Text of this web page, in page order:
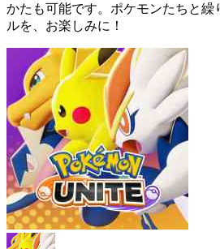
かたも可能です。ポケモンたちと繰
ルを、お楽しみに！